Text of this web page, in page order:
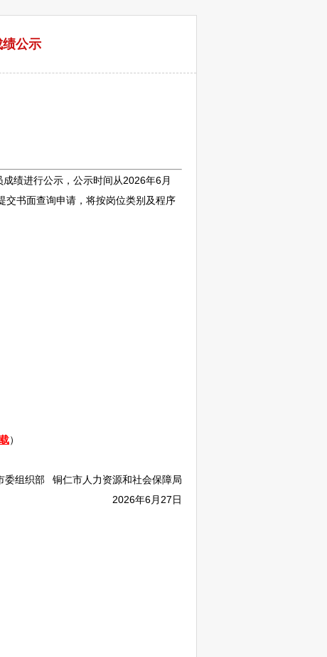
公示
绩进行公示，公示时间从2026年6月
书面查询申请，将按岗位类别及程序
）
委组织部 铜仁市人力资源和社会保障局
2026年6月27日